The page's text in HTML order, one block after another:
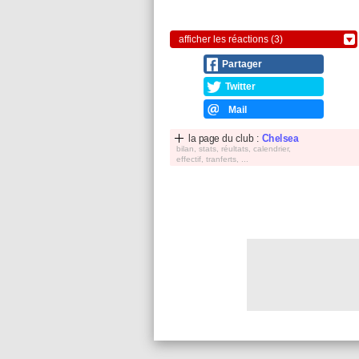
afficher les réactions (3)
Partager
Twitter
Mail
la page du club : Chelsea
bilan, stats, réultats, calendrier,
effectif, tranferts, ...